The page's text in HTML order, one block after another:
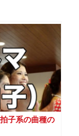
子系の曲種の